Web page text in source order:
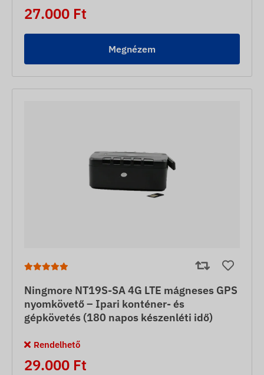
27.000 Ft
Megnézem
Ningmore NT19S-SA 4G LTE mágneses GPS
nyomkövető – Ipari konténer- és
gépkövetés (180 napos készenléti idő)
Rendelhető
29.000 Ft